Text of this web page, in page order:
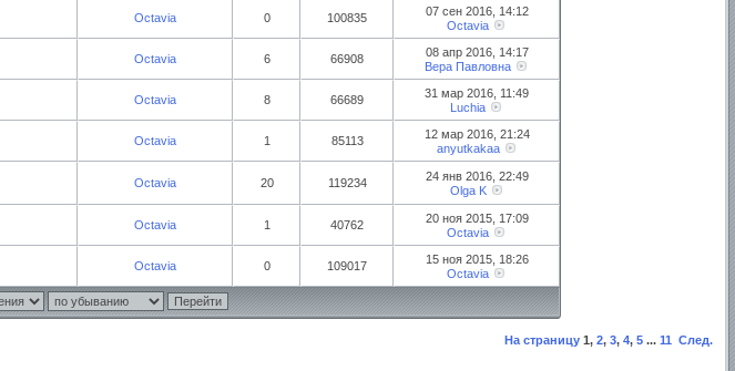
Octavia 0 100835
07 сен 2016, 14:12
Octavia
Octavia 6 66908
08 апр 2016, 14:17
Вера Павловна
Octavia 8 66689
31 мар 2016, 11:49
Luchia
Octavia 1 85113
12 мар 2016, 21:24
anyutkakaa
Octavia 20 119234
24 янв 2016, 22:49
Olga K
Octavia 1 40762
20 ноя 2015, 17:09
Octavia
Octavia 0 109017
15 ноя 2015, 18:26
Octavia
На страницу 1, 2, 3, 4, 5 ... 11 След.